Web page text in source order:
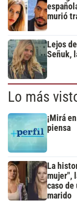
murió
Lejos
Señuk,
Lo más
¡Mirá
piensa
La
mujer",
caso de
marido